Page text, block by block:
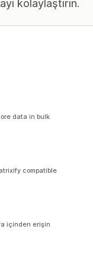
kolaylaştırın.
data in bulk
compatible
içinden erişin